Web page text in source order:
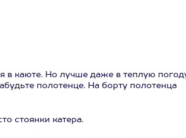
в каюте. Но лучше даже в теплую
полотенце. На борту полотенца
стоянки катера.